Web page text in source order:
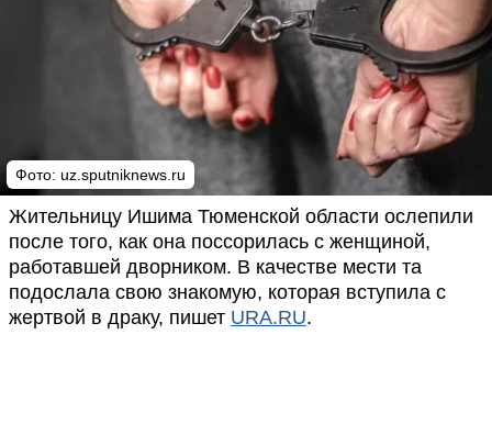
Фото: uz.sputniknews.ru
Жительницу Ишима Тюменской области ослепили
после того, как она поссорилась с женщиной,
работавшей дворником. В качестве мести та
подослала свою знакомую, которая вступила с
жертвой в драку, пишет URA.RU.